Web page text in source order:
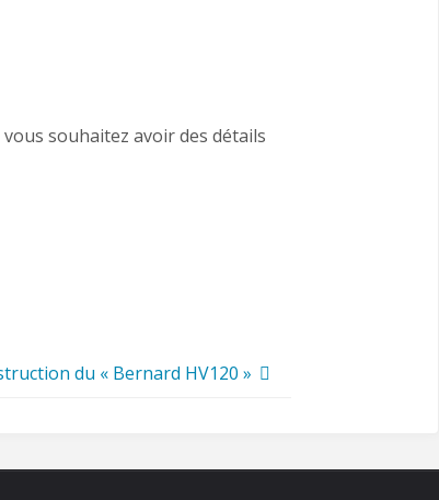
souhaitez avoir des détails
du « Bernard HV120 »